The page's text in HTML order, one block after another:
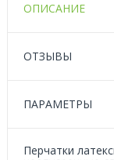
ОПИСАНИЕ
ОТЗЫВЫ
ПАРАМЕТРЫ
Перчатки